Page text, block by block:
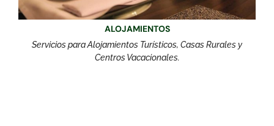
ALOJAMIENTOS
Servicios para Alojamientos Turísticos, Casas Rurales y
Centros Vacacionales.